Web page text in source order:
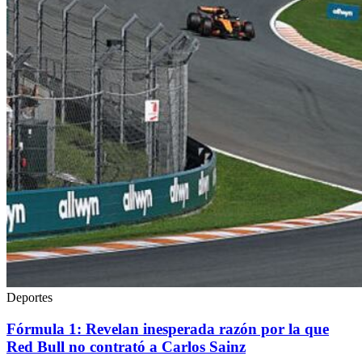
Deportes
Fórmula 1: Revelan inesperada razón por la que
Red Bull no contrató a Carlos Sainz